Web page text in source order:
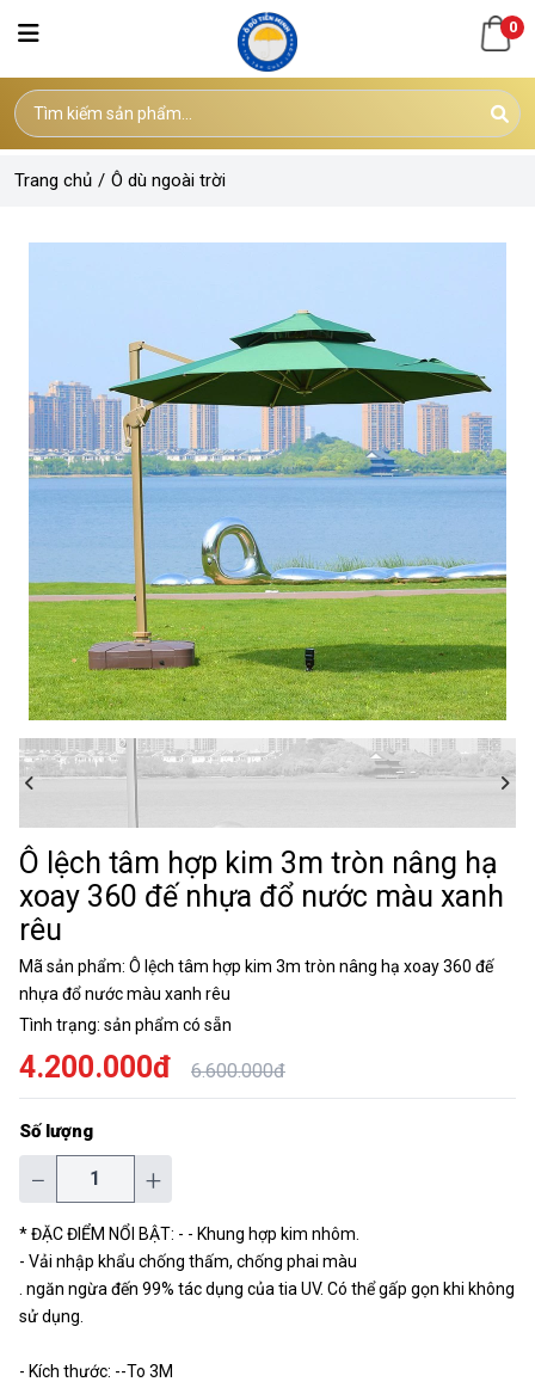
0
Trang chủ / Ô dù ngoài trời
Ô lệch tâm hợp kim 3m tròn nâng hạ
xoay 360 đế nhựa đổ nước màu xanh
rêu
Mã sản phẩm: Ô lệch tâm hợp kim 3m tròn nâng hạ xoay 360 đế
nhựa đổ nước màu xanh rêu
Tình trạng: sản phẩm có sẵn
4.200.000đ 6.600.000đ
Số lượng
− +
* ĐẶC ĐIỂM NỔI BẬT: - - Khung hợp kim nhôm.
- Vải nhập khẩu chống thấm, chống phai màu
. ngăn ngừa đến 99% tác dụng của tia UV. Có thể gấp gọn khi không
sử dụng.
- Kích thước: --To 3M